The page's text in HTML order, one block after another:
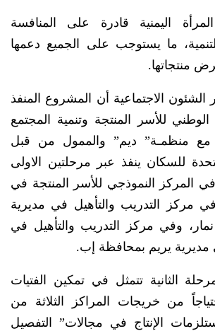
اليمنية قادرة على المنافسة
ما يستوجب على الجميع دعمها
منتجاتها.
الشئون الاجتماعية أن المشروع المنفذ
للأسر المنتجة وتنمية المجتمع
مع منظمـة” ديم” والممول من قبل
للسكان ينفذ عبر مرحلتين الاولى
في المركز النموذجي للأسر المنتجة في
مركز التدريب والتأهيل في مديرية
وفي مركز التدريب والتأهيل في
يريم بمحافظة إب.
الثانية تتمثل في تمكين الفتيات
من خريجات المراكز الثلاثة من
الإنتاج في مجالات” التفصيل